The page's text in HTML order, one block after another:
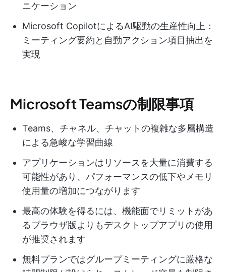
ニケーション
Microsoft CopilotによるAI駆動の生産性向上：
ミーティング要約と自動アクション項目抽出を
実現
Microsoft Teamsの制限事項
Teams、チャネル、チャットの複雑な多層構造
による急峻な学習曲線
アプリケーションはリソースを大量に消費する
可能性があり、パフォーマンスの低下やメモリ
使用量の増加につながります
最高の体験を得るには、機能面でリミットがあ
るブラウザ版よりもデスクトップアプリの使用
が推奨されます
無料プランではグループミーティングに厳格な